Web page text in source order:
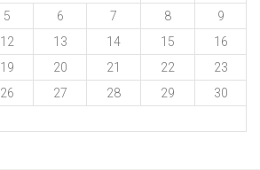
5 6 7 8
9
12 13 14 15
16
19 20 21 22
23
26 27 28 29
30